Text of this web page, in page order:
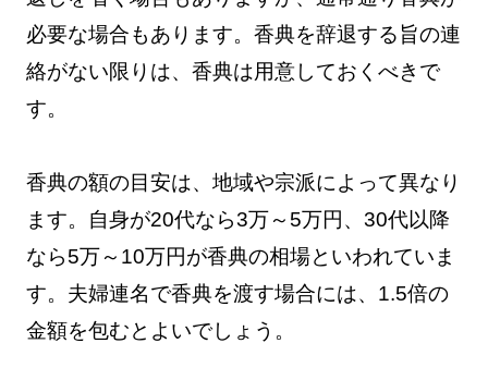
必要な場合もあります。香典を辞退する旨の連
絡がない限りは、香典は用意しておくべきで
す。
香典の額の目安は、地域や宗派によって異なり
ます。自身が20代なら3万～5万円、30代以降
なら5万～10万円が香典の相場といわれていま
す。夫婦連名で香典を渡す場合には、1.5倍の
金額を包むとよいでしょう。